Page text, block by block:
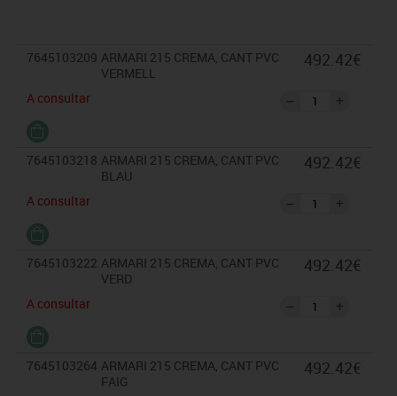
7645103209 ARMARI 215 CREMA, CANT PVC
VERMELL
A consultar
492.42€
7645103218 ARMARI 215 CREMA, CANT PVC
BLAU
A consultar
492.42€
7645103222 ARMARI 215 CREMA, CANT PVC
VERD
A consultar
492.42€
7645103264 ARMARI 215 CREMA, CANT PVC
FAIG
492.42€